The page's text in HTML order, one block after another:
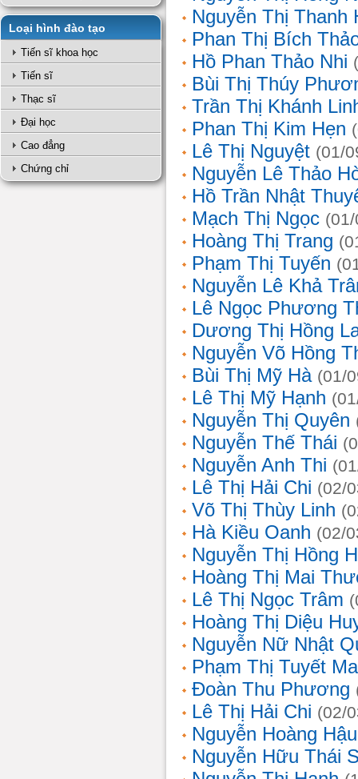
Loại hình đào tạo
Tiến sĩ khoa học
Tiến sĩ
Thạc sĩ
Đại học
Cao đẳng
Chứng chỉ
Nguyễn Thị Thanh
Phan Thị Bích
Hồ Phan Thảo Nhi
Bùi Thị Thúy
Trần Thị Khánh
Phan Thị Kim Hẹn
Lê Thị Nguyệt (01/
Nguyễn Lê Thảo
Hồ Trần Nhật
Mạch Thị Ngọc
Hoàng Thị Trang
Phạm Thị Tuyến
Nguyễn Lê Khả
Lê Ngọc Phương
Dương Thị Hồng
Nguyễn Võ Hồng
Bùi Thị Mỹ Hà (01/
Lê Thị Mỹ Hạnh
Nguyễn Thị Quyên
Nguyễn Thế Thái
Nguyễn Anh Thi
Lê Thị Hải Chi (02/
Võ Thị Thùy Linh
Hà Kiều Oanh (02/
Nguyễn Thị Hồng
Hoàng Thị Mai
Lê Thị Ngọc Trâm
Hoàng Thị Diệu
Nguyễn Nữ Nhật
Phạm Thị Tuyết
Đoàn Thu Phương
Lê Thị Hải Chi (02/
Nguyễn Hoàng Hậu
Nguyễn Hữu Thái